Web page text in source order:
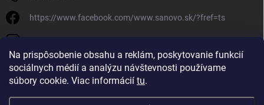
Na prispôsobenie obsahu a reklám, poskytovanie funkcií
sociálnych médií a analýzu návštevnosti používame
súbory cookie. Viac informácií tu.
https://www.facebook.com/www.sanovo.sk/?fref=ts